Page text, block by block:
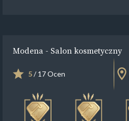
Modena - Salon kosmetyczny
5/ 17 Ocen